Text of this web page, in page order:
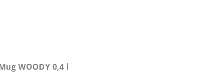
WOODY 0,4 l